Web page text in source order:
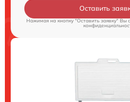
Оставить
Нажимая на кнопку "Оставить заявку" Вы